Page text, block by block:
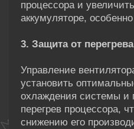
процессора и
аккумуляторе,
3. Защита от
Управление
установить
охлаждения системы и
перегрев процессора,
снижению его